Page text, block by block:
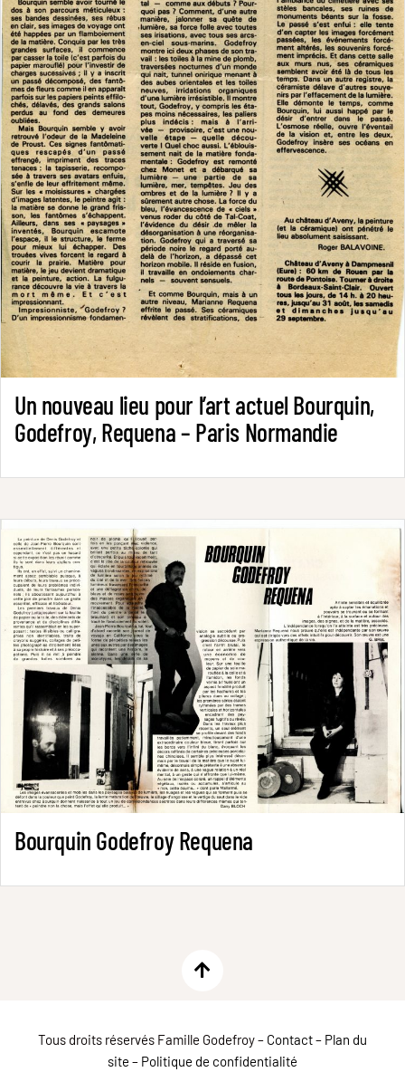
Un nouveau lieu pour l’art actuel Bourquin,
Godefroy, Requena – Paris Normandie
Bourquin Godefroy Requena
Tous droits réservés Famille Godefroy – Contact– Plan du
site – Politique de confidentialité